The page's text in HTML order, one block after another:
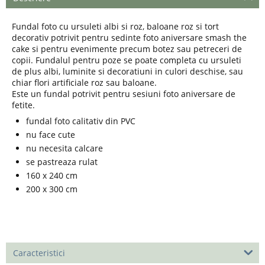
Fundal foto cu ursuleti albi si roz, baloane roz si tort
decorativ potrivit pentru sedinte foto aniversare smash the
cake si pentru evenimente precum botez sau petreceri de
copii. Fundalul pentru poze se poate completa cu ursuleti
de plus albi, luminite si decoratiuni in culori deschise, sau
chiar flori artificiale roz sau baloane.
Este un fundal potrivit pentru sesiuni foto aniversare de
fetite.
fundal foto calitativ din PVC
nu face cute
nu necesita calcare
se pastreaza rulat
160 x 240 cm
200 x 300 cm
Caracteristici